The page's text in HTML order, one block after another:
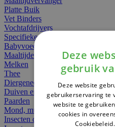
Platte Buik
Vet Binders
Vochtafdrijvers
Specifieke Voeding
Babyvoeding
Maaltijden
Melken
Thee
Diergeneesmiddelen
Duiven en vogels
Paarden
Mond, muil of snavel
Insecten dieren
Deze
gebruik
Deze website
gebruikerservaring te
website te
cookies in
Cookiebeleid.